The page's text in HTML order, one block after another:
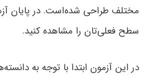
مختلف طراحی شده‌است. در پایان
سطح فعلی‌تان را مشاهده کنید.
در این آزمون ابتدا با توجه به